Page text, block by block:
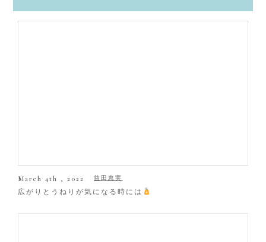
March 4th , 2022 益田恵実
広がりとうねりが気になる時には